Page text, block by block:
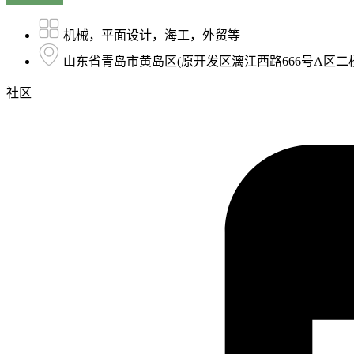
机械，平面设计，海工，外贸等
山东省青岛市黄岛区(原开发区漓江西路666号A区二
社区